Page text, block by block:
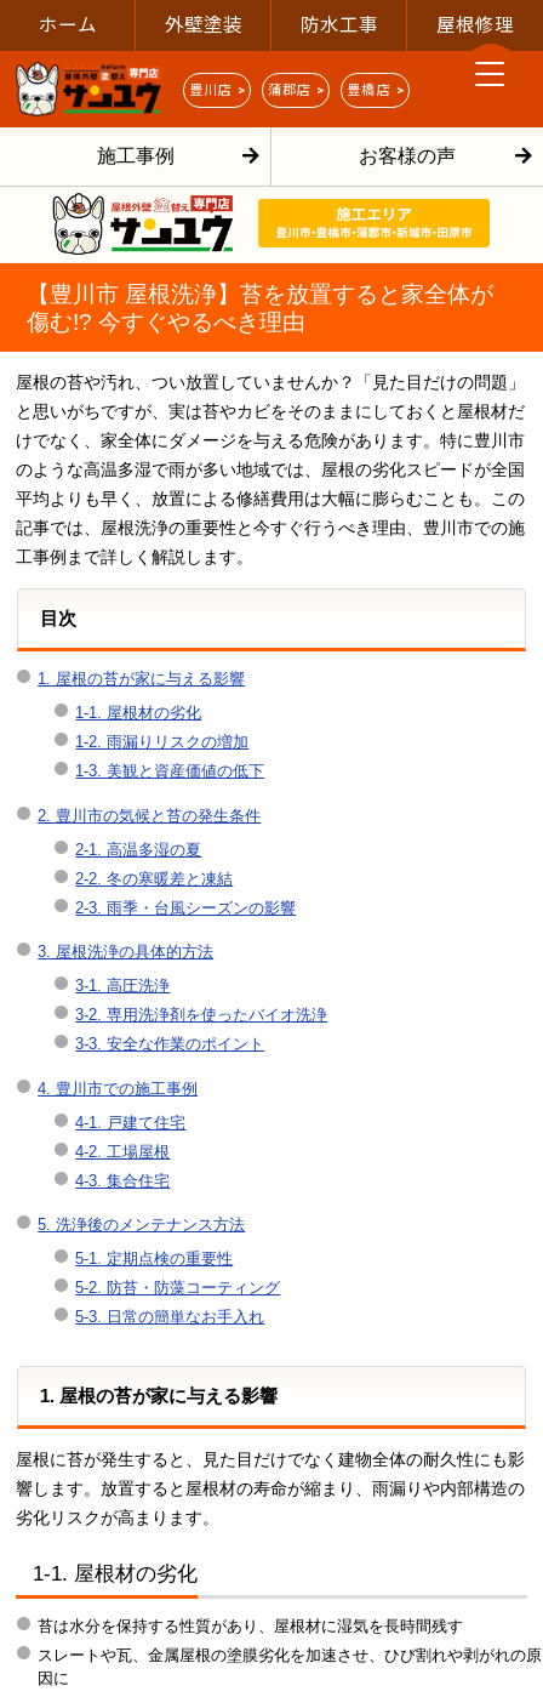
ホーム 外壁塗装 防水工事 屋根修理
豊川店 > 蒲郡店 > 豊橋店 >
施工事例 お客様の声
【豊川市 屋根洗浄】苔を放置すると家全体が
傷む!? 今すぐやるべき理由
屋根の苔や汚れ、つい放置していませんか？「見た目だけの問題」
と思いがちですが、実は苔やカビをそのままにしておくと屋根材だ
けでなく、家全体にダメージを与える危険があります。特に豊川市
のような高温多湿で雨が多い地域では、屋根の劣化スピードが全国
平均よりも早く、放置による修繕費用は大幅に膨らむことも。この
記事では、屋根洗浄の重要性と今すぐ行うべき理由、豊川市での施
工事例まで詳しく解説します。
目次
1. 屋根の苔が家に与える影響
1-1. 屋根材の劣化
1-2. 雨漏りリスクの増加
1-3. 美観と資産価値の低下
2. 豊川市の気候と苔の発生条件
2-1. 高温多湿の夏
2-2. 冬の寒暖差と凍結
2-3. 雨季・台風シーズンの影響
3. 屋根洗浄の具体的方法
3-1. 高圧洗浄
3-2. 専用洗浄剤を使ったバイオ洗浄
3-3. 安全な作業のポイント
4. 豊川市での施工事例
4-1. 戸建て住宅
4-2. 工場屋根
4-3. 集合住宅
5. 洗浄後のメンテナンス方法
5-1. 定期点検の重要性
5-2. 防苔・防藻コーティング
5-3. 日常の簡単なお手入れ
1. 屋根の苔が家に与える影響
屋根に苔が発生すると、見た目だけでなく建物全体の耐久性にも影
響します。放置すると屋根材の寿命が縮まり、雨漏りや内部構造の
劣化リスクが高まります。
1-1. 屋根材の劣化
苔は水分を保持する性質があり、屋根材に湿気を長時間残す
スレートや瓦、金属屋根の塗膜劣化を加速させ、ひび割れや剥がれの原
因に